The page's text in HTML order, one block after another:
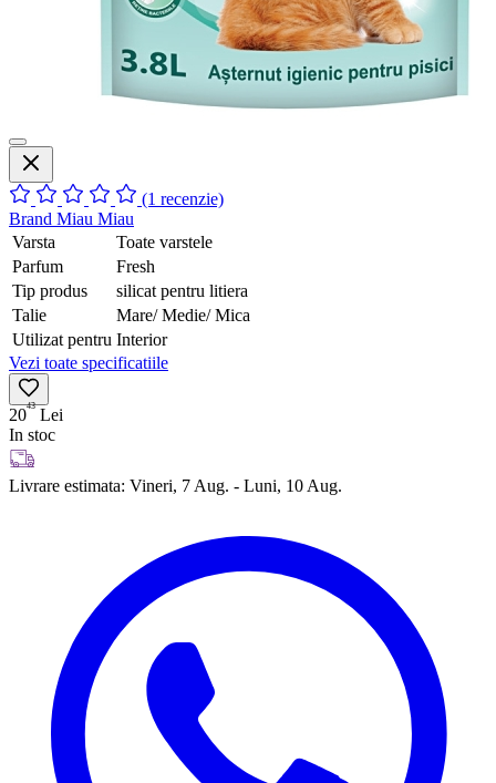
(1 recenzie)
Brand Miau Miau
Varsta
Toate varstele
Parfum
Fresh
Tip produs
silicat pentru litiera
Talie
Mare/ Medie/ Mica
Utilizat pentru Interior
Vezi toate specificatiile
2043 Lei
In stoc
Livrare estimata: Vineri, 7 Aug. - Luni, 10 Aug.